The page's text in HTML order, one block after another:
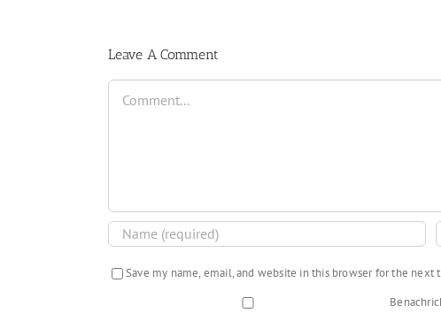
Leave A Comment
Comment
Save my name, email, and website in this browser for the next